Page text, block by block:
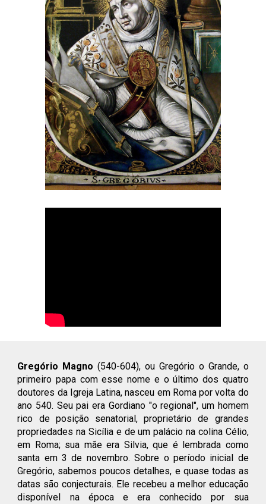
Gregório Magno (540-604), ou Gregório o Grande, o
primeiro papa com esse nome e o último dos quatro
doutores da Igreja Latina, nasceu em Roma por volta do
ano 540. Seu pai era Gordiano "o regional", um homem
rico de posição senatorial, proprietário de grandes
propriedades na Sicília e de um palácio na colina Célio,
em Roma; sua mãe era Silvia, que é lembrada como
santa em 3 de novembro. Sobre o período inicial de
Gregório, sabemos poucos detalhes, e quase todas as
datas são conjecturais. Ele recebeu a melhor educação
disponível na época e era conhecido por sua